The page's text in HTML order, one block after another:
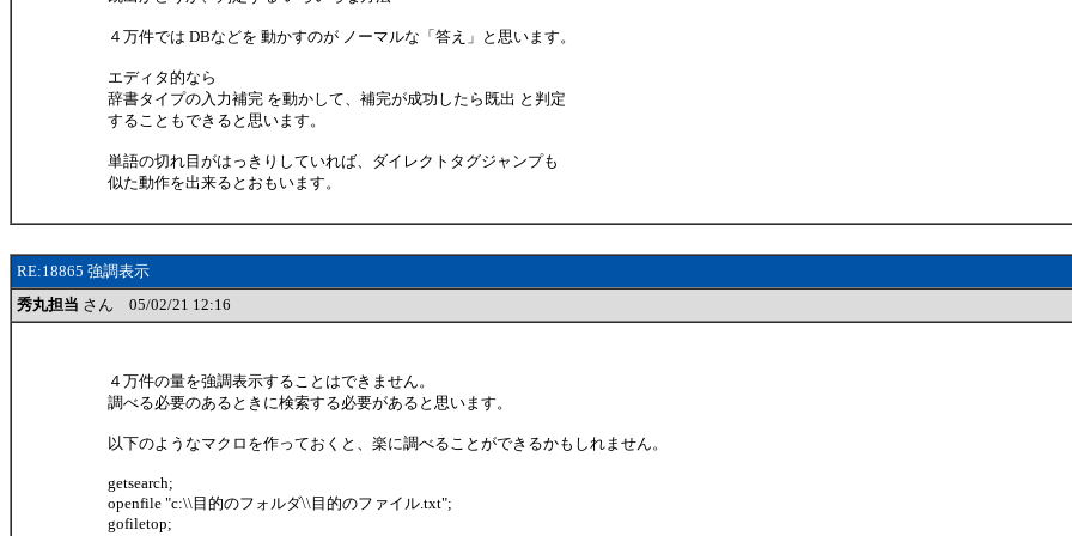
４万件では DBなどを 動かすのが ノーマルな「答え」と思います。
エディタ的なら
辞書タイプの入力補完 を動かして、補完が成功したら既出 と判定
することもできると思います。
単語の切れ目がはっきりしていれば、ダイレクトタグジャンプも
似た動作を出来るとおもいます。
RE:18865 強調表示
秀丸担当 さん 05/02/21 12:16
４万件の量を強調表示することはできません。
調べる必要のあるときに検索する必要があると思います。
以下のようなマクロを作っておくと、楽に調べることができるかもしれません。
getsearch;
openfile "c:\\目的のフォルダ\\目的のファイル.txt";
gofiletop;